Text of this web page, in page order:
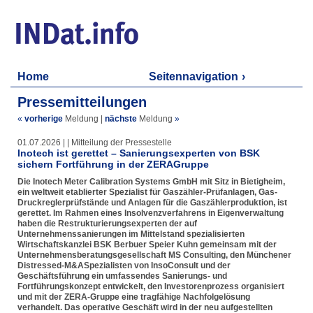
Home Seitennavigation
Pressemitteilungen
« vorherige Meldung nächste Meldung »
01.07.2026 | | Mitteilung der Pressestelle
Inotech ist gerettet – Sanierungsexperten von BSK
sichern Fortführung in der ZERAGruppe
Die Inotech Meter Calibration Systems GmbH mit Sitz in Bietigheim,
ein weltweit etablierter Spezialist für Gaszähler-Prüfanlagen, Gas-
Druckreglerprüfstände und Anlagen für die Gaszählerproduktion, ist
gerettet. Im Rahmen eines Insolvenzverfahrens in Eigenverwaltung
haben die Restrukturierungsexperten der auf
Unternehmenssanierungen im Mittelstand spezialisierten
Wirtschaftskanzlei BSK Berbuer Speier Kuhn gemeinsam mit der
Unternehmensberatungsgesellschaft MS Consulting, den Münchener
Distressed-M&ASpezialisten von InsoConsult und der
Geschäftsführung ein umfassendes Sanierungs- und
Fortführungskonzept entwickelt, den Investorenprozess organisiert
und mit der ZERA-Gruppe eine tragfähige Nachfolgelösung
verhandelt. Das operative Geschäft wird in der neu aufgestellten